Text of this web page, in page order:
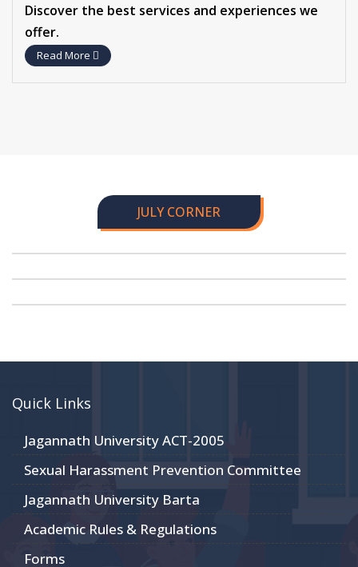
Discover the best services and experiences we
offer.
Read More
JULY CORNER
Quick Links
Jagannath University ACT-2005
Sexual Harassment Prevention Committee
Jagannath University Barta
Academic Rules & Regulations
Forms